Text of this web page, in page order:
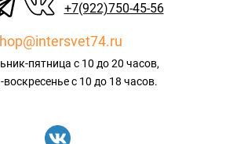
+7(922)750-45-56
пятница с 10 до 20 часов,
с 10 до 18 часов.